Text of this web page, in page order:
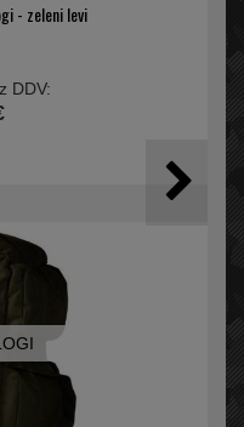
- zeleni levi
DDV: